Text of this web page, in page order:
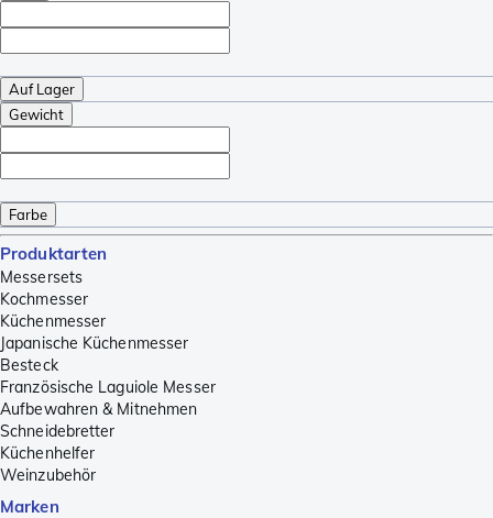
Auf Lager
Gewicht
Farbe
Produktarten
Messersets
Kochmesser
Küchenmesser
Japanische Küchenmesser
Besteck
Französische Laguiole Messer
Aufbewahren & Mitnehmen
Schneidebretter
Küchenhelfer
Weinzubehör
Marken